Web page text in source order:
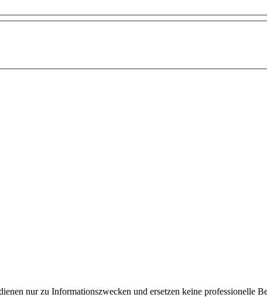
nur zu Informationszwecken und ersetzen keine professionelle